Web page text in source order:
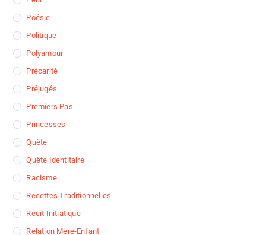
Poésie
Politique
Polyamour
Précarité
Préjugés
Premiers Pas
Princesses
Quête
Quête Identitaire
Racisme
Recettes Traditionnelles
Récit Initiatique
Relation Mère-Enfant